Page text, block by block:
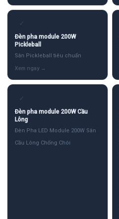
✓
Đèn pha module 200W
Pickleball
Sân Pickleball tiêu chuẩn
✓
Đèn pha module 200W Cầu
Lông
Đèn Pha LED Module 200W Sân
Cầu Lông Chống Chói